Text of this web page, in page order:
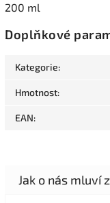
200 ml
Doplňkové
Kategorie:
Hmotnost:
EAN: